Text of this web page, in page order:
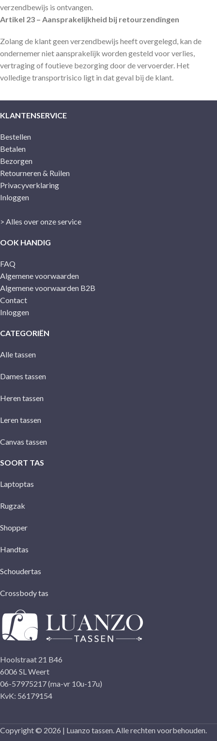
verzendbewijs is ontvangen.
Artikel 23 – Aansprakelijkheid bij retourzendingen
Zolang de klant geen verzendbewijs heeft overgelegd, kan de
ondernemer niet aansprakelijk worden gesteld voor verlies,
vertraging of foutieve bezorging door de vervoerder. Het
volledige transport­risico ligt in dat geval bij de klant.
KLANTENSERVICE
Bestellen
Betalen
Bezorgen
Retourneren & Ruilen
Privacyverklaring
Inloggen
> Alles over onze service
OOK HANDIG
FAQ
Algemene voorwaarden
Algemene voorwaarden B2B
Contact
Inloggen
CATEGORIËN
Alle tassen
Dames tassen
Heren tassen
Leren tassen
Canvas tassen
SOORT TAS
Laptoptas
Rugzak
Shopper
Handtas
Schoudertas
Crossbody tas
Hoolstraat 21 B46
6006 SL Weert
06-57975217 (ma-vr 10u-17u)
KvK: 56179154
Copyright © 2026 | Luanzo tassen. Alle rechten voorbehouden.